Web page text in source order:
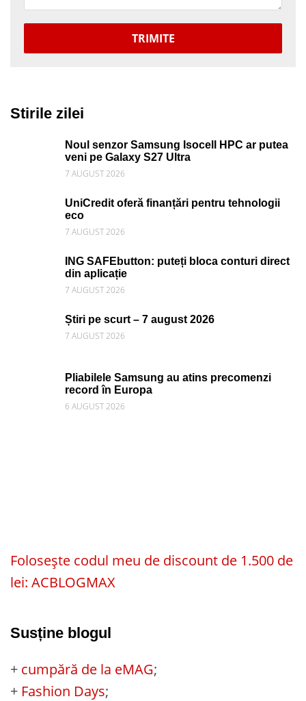
TRIMITE
Stirile zilei
Noul senzor Samsung Isocell HPC ar putea
veni pe Galaxy S27 Ultra
7 AUGUST 2026
UniCredit oferă finanțări pentru tehnologii
eco
7 AUGUST 2026
ING SAFEbutton: puteți bloca conturi direct
din aplicație
7 AUGUST 2026
Știri pe scurt – 7 august 2026
7 AUGUST 2026
Pliabilele Samsung au atins precomenzi
record în Europa
6 AUGUST 2026
Folosește codul meu de discount de 1.500 de
lei: ACBLOGMAX
Susține blogul
+ cumpără de la eMAG;
+ Fashion Days;